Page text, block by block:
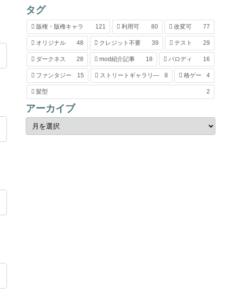
タグ
版権・版権キャラ 121 利用可 80 改変可 77
オリジナル 48 クレジット不要 39 テスト 29
ダークネス 28 mod紹介記事 18 パロディ 16
ファンタジー 15 ストリートギャラリ― 8 格ゲー 4
髪型 2
アーカイブ